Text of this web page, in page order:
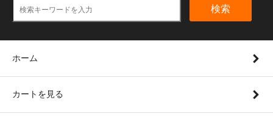
検索
ホーム
カートを見る